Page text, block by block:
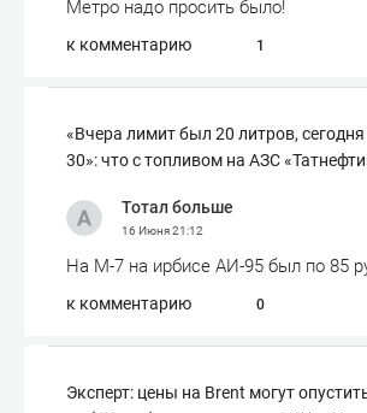
Метро надо просить было!
к комментарию 1
«Вчера лимит был 20 литров,
30»: что с топливом на АЗС
Тотал больше
16 Июня21:12
На М-7 на ирбисе АИ-95 был по 85
к комментарию 0
Эксперт: цены на Brent могут